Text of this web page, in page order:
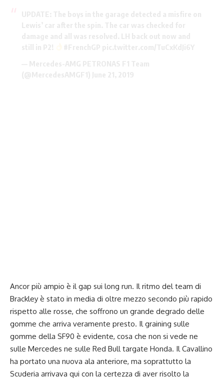
Ancor più ampio è il gap sui long run. Il ritmo del team di
Brackley è stato in media di oltre mezzo secondo più rapido
rispetto alle rosse, che soffrono un grande degrado delle
gomme che arriva veramente presto. Il graining sulle
gomme della SF90 è evidente, cosa che non si vede ne
sulle Mercedes ne sulle Red Bull targate Honda. Il Cavallino
ha portato una nuova ala anteriore, ma soprattutto la
Scuderia arrivava qui con la certezza di aver risolto la